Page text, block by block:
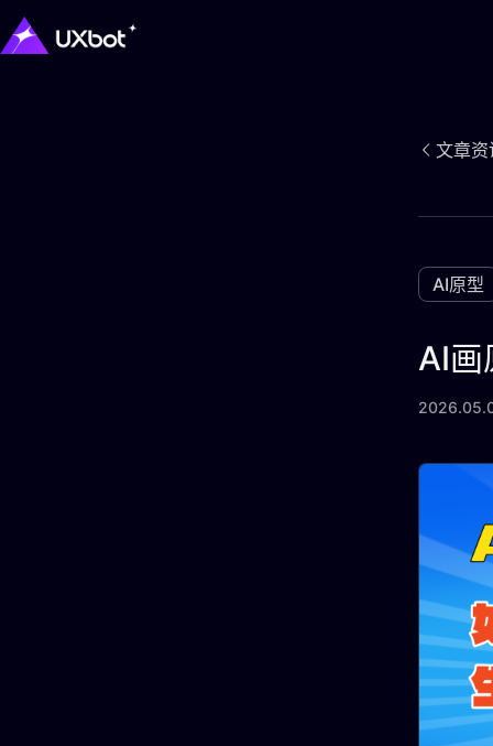
文章资
AI原型
AI画